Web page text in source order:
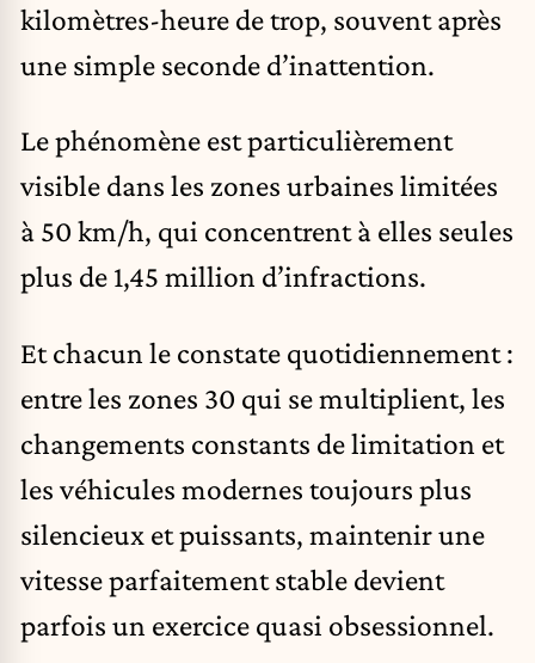
kilomètres-heure de trop, souvent après
une simple seconde d’inattention.
Le phénomène est particulièrement
visible dans les zones urbaines limitées
à 50 km/h, qui concentrent à elles seules
plus de 1,45 million d’infractions.
Et chacun le constate quotidiennement :
entre les zones 30 qui se multiplient, les
changements constants de limitation et
les véhicules modernes toujours plus
silencieux et puissants, maintenir une
vitesse parfaitement stable devient
parfois un exercice quasi obsessionnel.